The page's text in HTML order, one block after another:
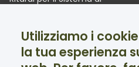
Suntransfers
Chi siamo
Recensioni
Utilizziamo i
la tua esperienza